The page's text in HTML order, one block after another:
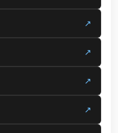
↗
↗
↗
↗